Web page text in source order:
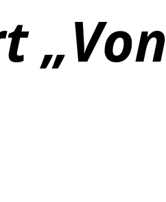
„Von